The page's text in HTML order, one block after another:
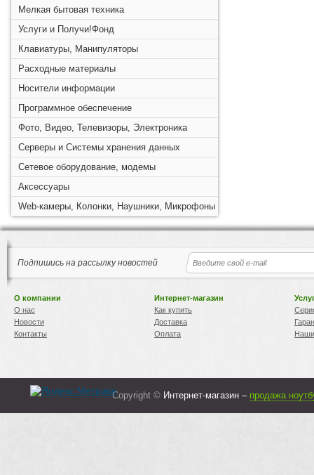
Мелкая бытовая техника
Услуги и Получи!Фонд
Клавиатуры, Манипуляторы
Расходные материалы
Носители информации
Программное обеспечение
Фото, Видео, Телевизоры, Электроника
Серверы и Системы хранения данных
Сетевое оборудование, модемы
Аксессуары
Web-камеры, Колонки, Наушники, Микрофоны
Подпишись на рассылку новостей
О компании
О нас
Новости
Контакты
Интернет-магазин
Как купить
Доставка
Оплата
Copyright © Интернет-магазин – продажа